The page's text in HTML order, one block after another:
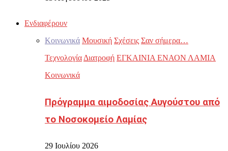
Ενδιαφέρουν
Κοινωνικά Μουσική Σχέσεις Σαν σήμερα…
Τεχνολογία Διατροφή ΕΓΚΑΙΝΙΑ ΕΝΑΟΝ ΛΑΜΙΑ
Κοινωνικά
Πρόγραμμα αιμοδοσίας Αυγούστου από
το Νοσοκομείο Λαμίας
29 Ιουλίου 2026